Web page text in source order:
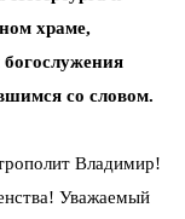
храме,
со словом.
Владимир!
Уважаемый